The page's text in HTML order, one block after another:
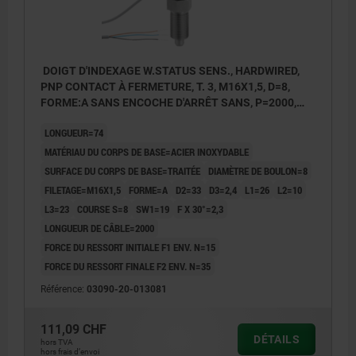
DOIGT D'INDEXAGE W.STATUS SENS., HARDWIRED,
PNP CONTACT À FERMETURE, T. 3, M16X1,5, D=8,
FORME:A SANS ENCOCHE D'ARRÊT SANS, P=2000,
GRIS FONCÉ RAL7021
LONGUEUR=74
MATÉRIAU DU CORPS DE BASE=ACIER INOXYDABLE
SURFACE DU CORPS DE BASE=TRAITÉE
DIAMÈTRE DE BOULON=8
FILETAGE=M16X1,5
FORME=A D2=33 D3=2,4 L1=26
L2=10
L3=23
COURSE S=8 SW1=19
F X 30°=2,3
LONGUEUR DE CÂBLE=2000
FORCE DU RESSORT INITIALE F1 ENV. N=15
FORCE DU RESSORT FINALE F2 ENV. N=35
Référence: 03090-20-013081
111,09 CHF
hors TVA
hors frais d’envoi
DÉTAILS